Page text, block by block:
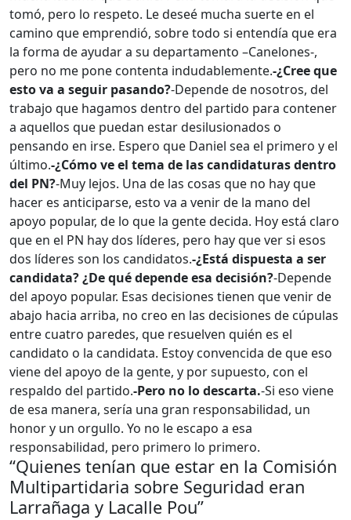
tomó, pero lo respeto. Le deseé mucha suerte en el
camino que emprendió, sobre todo si entendía que era
la forma de ayudar a su departamento –Canelones-,
pero no me pone contenta indudablemente.-¿Cree que
esto va a seguir pasando?-Depende de nosotros, del
trabajo que hagamos dentro del partido para contener
a aquellos que puedan estar desilusionados o
pensando en irse. Espero que Daniel sea el primero y el
último.-¿Cómo ve el tema de las candidaturas dentro
del PN?-Muy lejos. Una de las cosas que no hay que
hacer es anticiparse, esto va a venir de la mano del
apoyo popular, de lo que la gente decida. Hoy está claro
que en el PN hay dos líderes, pero hay que ver si esos
dos líderes son los candidatos.-¿Está dispuesta a ser
candidata? ¿De qué depende esa decisión?-Depende
del apoyo popular. Esas decisiones tienen que venir de
abajo hacia arriba, no creo en las decisiones de cúpulas
entre cuatro paredes, que resuelven quién es el
candidato o la candidata. Estoy convencida de que eso
viene del apoyo de la gente, y por supuesto, con el
respaldo del partido.-Pero no lo descarta.-Si eso viene
de esa manera, sería una gran responsabilidad, un
honor y un orgullo. Yo no le escapo a esa
responsabilidad, pero primero lo primero.
“Quienes tenían que estar en la Comisión
Multipartidaria sobre Seguridad eran
Larrañaga y Lacalle Pou”